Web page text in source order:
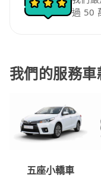
過 50
我們的服務車
五座小轎車